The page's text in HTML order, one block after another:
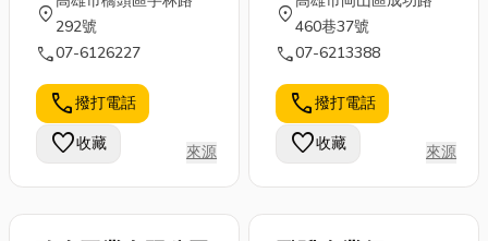
location_on
292號
call07-6126227
call撥打電話
favorite收藏 來源
location_on
460巷37號
call07-6213388
call撥打電話
favorite收藏 來源